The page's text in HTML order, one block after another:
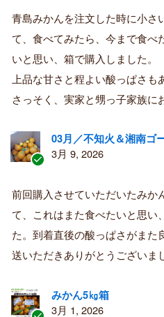
証
済
み
購
者
青島みかんを注文した時に小さ
て、食べてみたら、今まで食べ
いと思い、箱で購入しました。
上品な甘さと程よい酸っぱさも
さっそく、実家と甥っ子家族に
証
済
み
購
者
03月／不知火＆湘南ゴ
3月 9, 2026
前回購入させていただいたみか
て、これはまた食べたいと思い
た。到着直後の酸っぱさがまた
送いただきありがとうございま
みかん5㎏箱
3月 1, 2026